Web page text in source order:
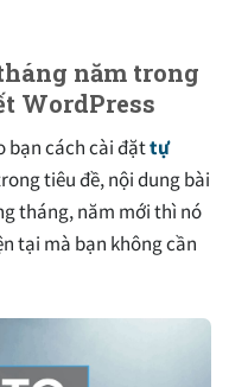
năm trong
WordPress
bạn cách cài đặttự
tiêu đề, nội dung bài
tháng, năm mới thì nó
tại mà bạn không cần